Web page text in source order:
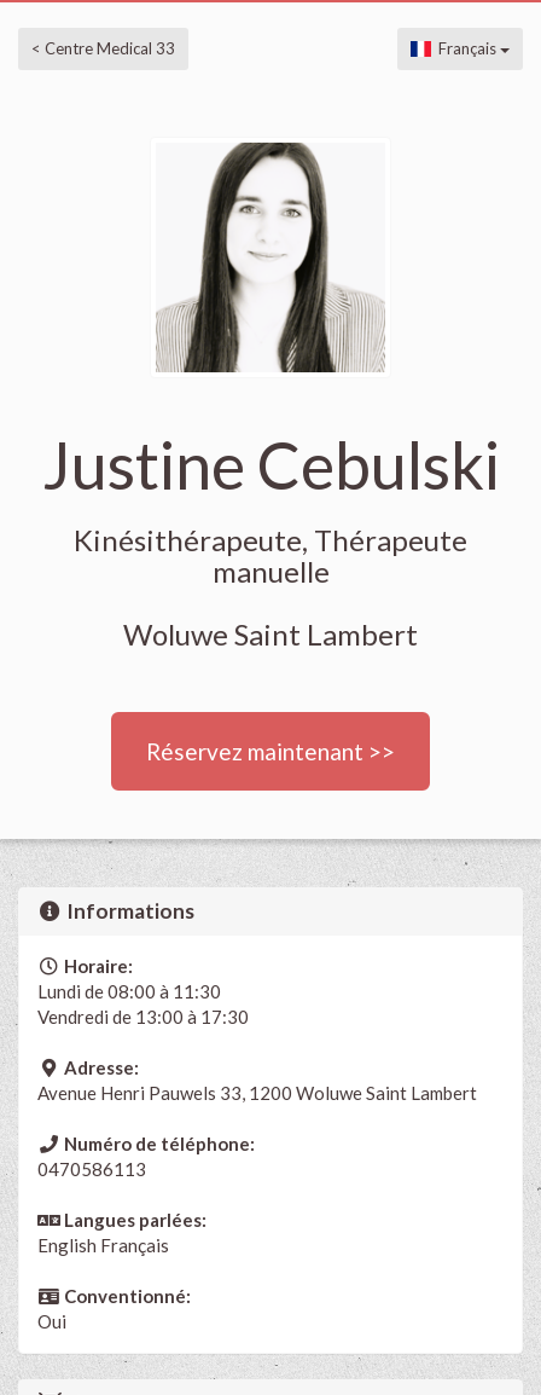
< Centre Medical 33 Français
Justine Cebulski
Kinésithérapeute, Thérapeute
manuelle
Woluwe Saint Lambert
Réservez maintenant >>
Informations
Horaire:
Lundi de 08:00 à 11:30
Vendredi de 13:00 à 17:30
Adresse:
Avenue Henri Pauwels 33, 1200 Woluwe Saint Lambert
Numéro de téléphone:
0470586113
Langues parlées:
English Français
Conventionné:
Oui